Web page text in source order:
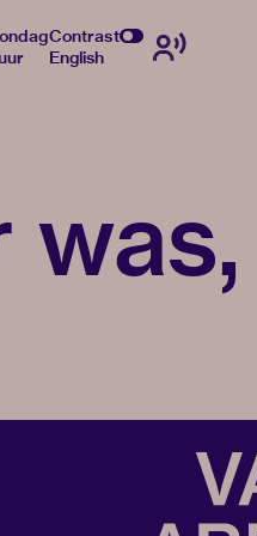
Contrast
English